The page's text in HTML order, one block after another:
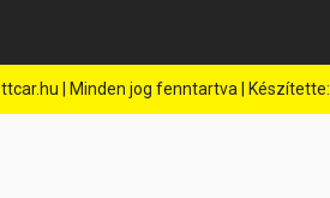
ttcar.hu | Minden jog fenntartva | Készítette: